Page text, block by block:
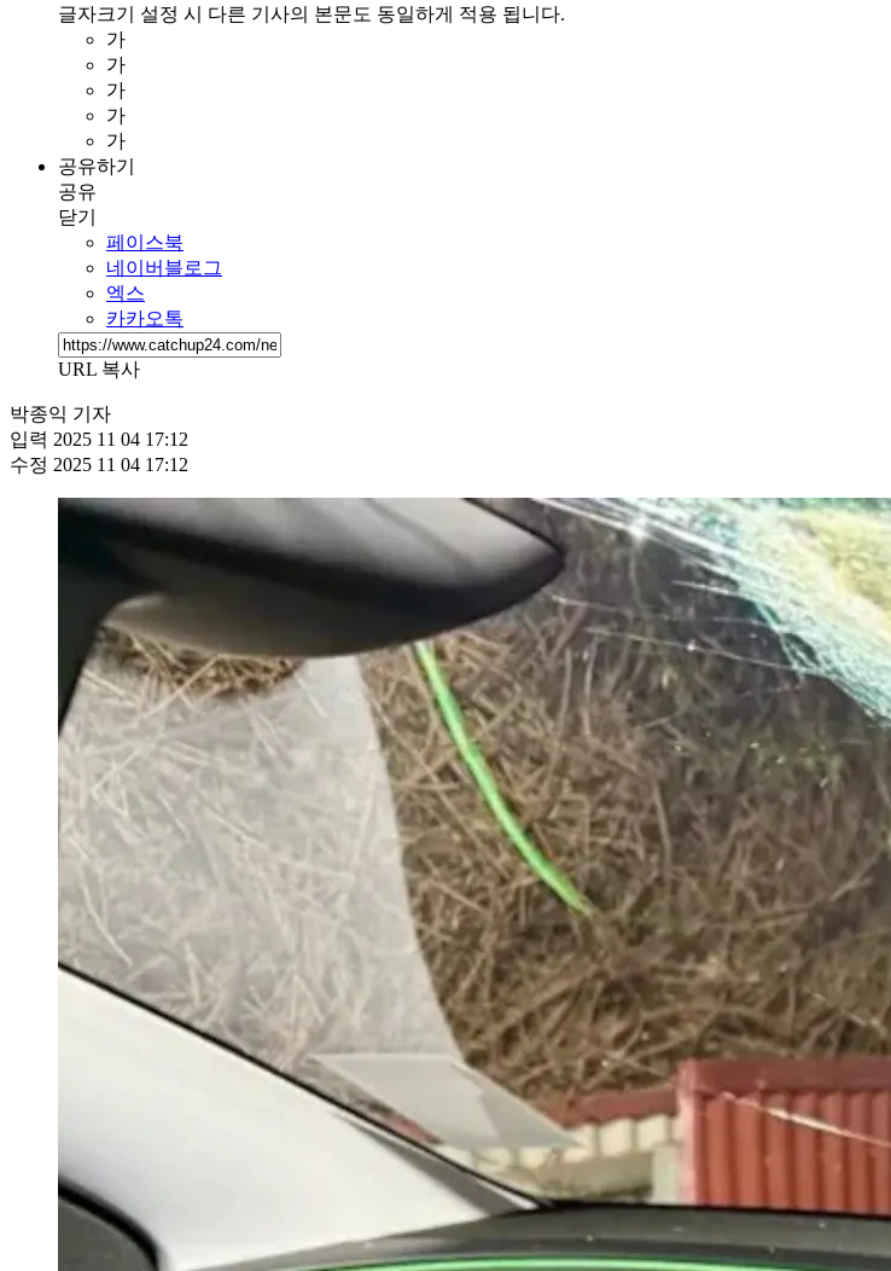
글자크기 설정 시 다른 기사의 본문도 동일하게 적용 됩니다.
가
가
가
가
가
공유하기
공유
닫기
페이스북
네이버블로그
엑스
카카오톡
URL 복사
박종익 기자
입력 2025 11 04 17:12
수정 2025 11 04 17:12